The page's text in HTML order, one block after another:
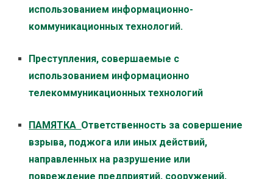
использованием информационно-
коммуникационных технологий.
Преступления, совершаемые с
использованием информационно
телекоммуникационных технологий
ПАМЯТКА Ответственность за совершение
взрыва, поджога или иных действий,
направленных на разрушение или
повреждение предприятий, сооружений,